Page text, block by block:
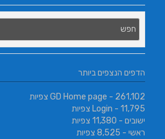
הדפים הנצפים ביותר
GD Home page - 261,102 צפיות
Login - 11,795 צפיות
ישובים - 11,380 צפיות
ראשי - 8,525 צפיות